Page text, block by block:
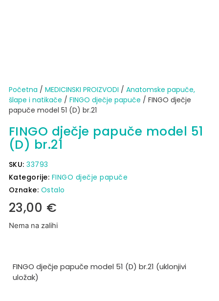
Početna / MEDICINSKI PROIZVODI / Anatomske papuče,
šlape i natikače / FINGO dječje papuče / FINGO dječje
papuče model 51 (D) br.21
FINGO dječje papuče model 51
(D) br.21
SKU:33793
Kategorije: FINGO dječje papuče
Oznake: Ostalo
23,00 €
Nema na zalihi
FINGO dječje papuče model 51 (D) br.21 (uklonjivi
uložak)